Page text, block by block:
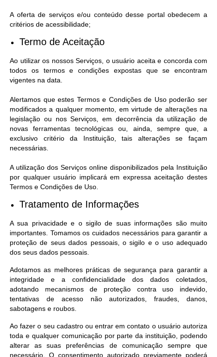
Portal da Transparência
Jornal Histórico
Portarias
Parlamento Jovem
TV Câmara
Proposituras
Atas
Galeria de Fotos
Contratos
Ouvidoria
Comissões
Audiências Públicas
Arquivos para Download
Galeria de Vídeos
Projetos
A oferta de serviços e/ou conteúdo desse portal obedecem a
critérios de acessibilidade;
Termo de Aceitação
Ao utilizar os nossos Serviços, o usuário aceita e concorda com
todos os termos e condições expostas que se encontram
vigentes na data.
Alertamos que estes Termos e Condições de Uso poderão ser
modificados a qualquer momento, em virtude de alterações na
legislação ou nos Serviços, em decorrência da utilização de
novas ferramentas tecnológicas ou, ainda, sempre que, a
exclusivo critério da Instituição, tais alterações se façam
necessárias.
A utilização dos Serviços online disponibilizados pela Instituição
por qualquer usuário implicará em expressa aceitação destes
Termos e Condições de Uso.
Tratamento de Informações
A sua privacidade e o sigilo de suas informações são muito
importantes. Tomamos os cuidados necessários para garantir a
proteção de seus dados pessoais, o sigilo e o uso adequado
dos seus dados pessoais.
Adotamos as melhores práticas de segurança para garantir a
integridade e a confidencialidade dos dados coletados,
adotando mecanismos de proteção contra uso indevido,
tentativas de acesso não autorizados, fraudes, danos,
sabotagens e roubos.
Ao fazer o seu cadastro ou entrar em contato o usuário autoriza
toda e qualquer comunicação por parte da instituição, podendo
alterar as suas preferências de comunicação sempre que
necessário. O consentimento autorizado previamente poderá